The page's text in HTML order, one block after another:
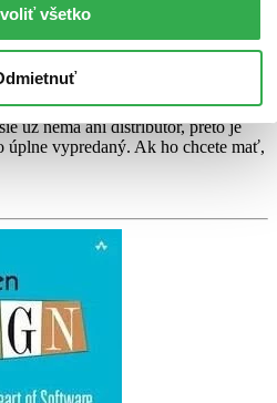
všetko
z jej obsahu. Knihu sme
aktuálne na sklade, máme však už
už nemá ani distribútor, preto je
úplne vypredaný. Ak ho chcete mať,